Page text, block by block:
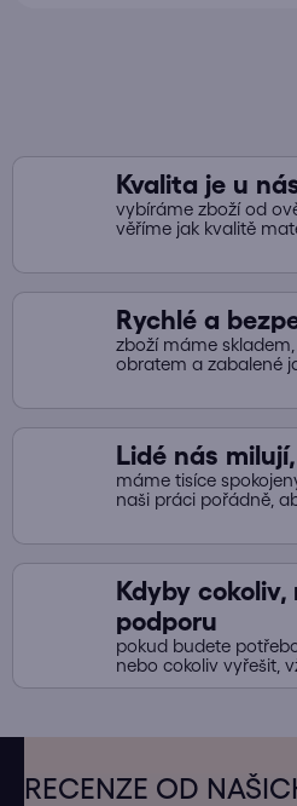
Kvalita je u
vybíráme zboží od
věříme jak kvalitě
Rychlé a
zboží máme
obratem a zabalené
Lidé nás
máme tisíce
naši práci pořádně,
Kdyby
podporu
pokud budete
nebo cokoliv vyřešit,
RECENZE OD